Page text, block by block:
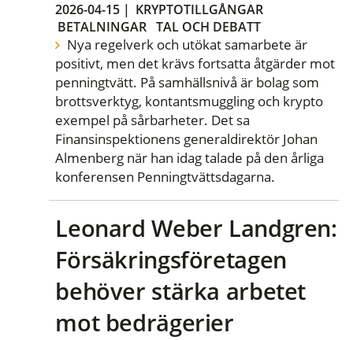
2026-04-15 | KRYPTOTILLGÅNGAR
BETALNINGAR TAL OCH DEBATT
Nya regelverk och utökat samarbete är
positivt, men det krävs fortsatta åtgärder mot
penningtvätt. På samhällsnivå är bolag som
brottsverktyg, kontantsmuggling och krypto
exempel på sårbarheter. Det sa
Finansinspektionens generaldirektör Johan
Almenberg när han idag talade på den årliga
konferensen Penningtvättsdagarna.
Leonard Weber Landgren:
Försäkringsföretagen
behöver stärka arbetet
mot bedrägerier